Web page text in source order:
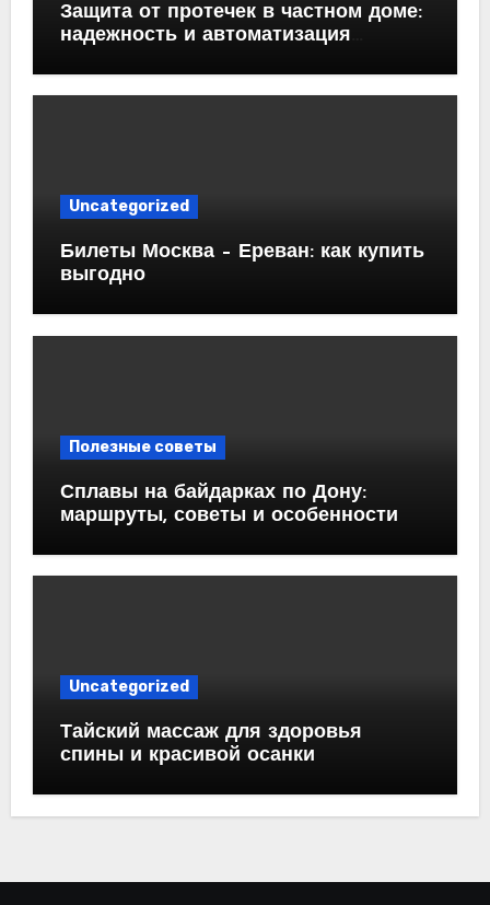
Защита от протечек в частном доме:
надежность и автоматизация
Uncategorized
Билеты Москва – Ереван: как купить
выгодно
Полезные советы
Сплавы на байдарках по Дону:
маршруты, советы и особенности
Uncategorized
Тайский массаж для здоровья
спины и красивой осанки